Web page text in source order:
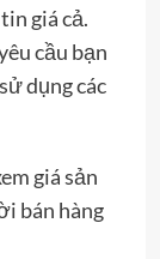
giá cả.
cầu bạn
dụng các
giá sản
bán hàng